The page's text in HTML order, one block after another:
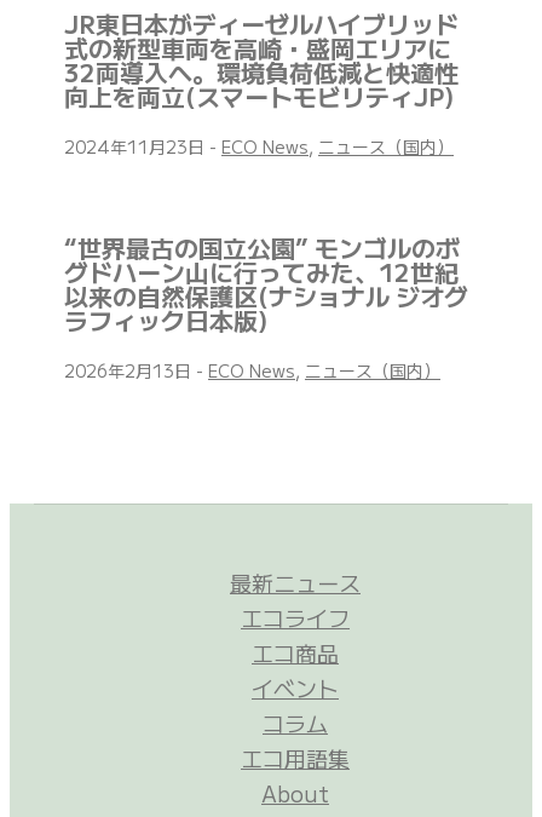
JR東日本がディーゼルハイブリッド
式の新型車両を高崎・盛岡エリアに
32両導入へ。環境負荷低減と快適性
向上を両立(スマートモビリティJP)
2024年11月23日 - ECO News, ニュース（国内）
“世界最古の国立公園” モンゴルのボ
グドハーン山に行ってみた、12世紀
以来の自然保護区(ナショナル ジオグ
ラフィック日本版)
2026年2月13日 - ECO News, ニュース（国内）
最新ニュース
エコライフ
エコ商品
イベント
コラム
エコ用語集
About